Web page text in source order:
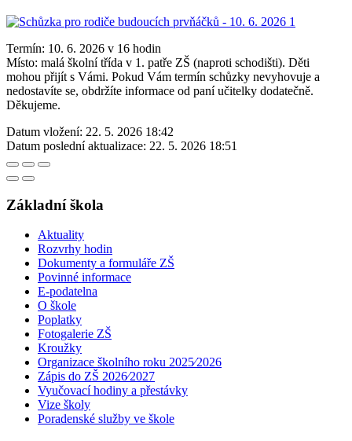
Termín: 10. 6. 2026 v 16 hodin
Místo: malá školní třída v 1. patře ZŠ (naproti schodišti). Děti
mohou přijít s Vámi. Pokud Vám termín schůzky nevyhovuje a
nedostavíte se, obdržíte informace od paní učitelky dodatečně.
Děkujeme.
Datum vložení: 22. 5. 2026 18:42
Datum poslední aktualizace: 22. 5. 2026 18:51
Základní škola
Aktuality
Rozvrhy hodin
Dokumenty a formuláře ZŠ
Povinné informace
E-podatelna
O škole
Poplatky
Fotogalerie ZŠ
Kroužky
Organizace školního roku 2025⁄2026
Zápis do ZŠ 2026⁄2027
Vyučovací hodiny a přestávky
Vize školy
Poradenské služby ve škole